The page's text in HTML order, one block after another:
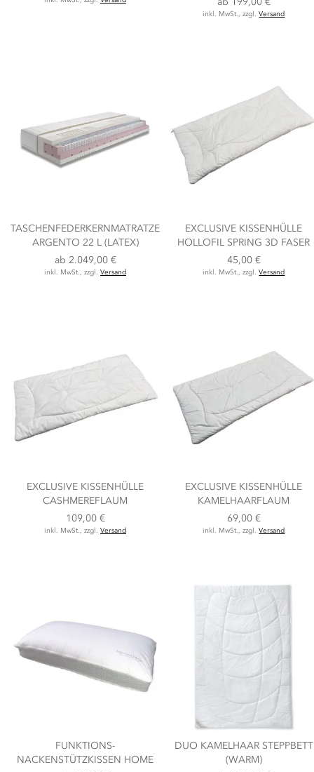
inkl. MwSt., zzgl.Versand
TASCHENFEDERKERNMATRATZE
ARGENTO 22 L (LATEX)
ab 2.049,00 €
inkl. MwSt., zzgl. Versand
EXCLUSIVE KISSENHÜLLE
HOLLOFIL SPRING 3D FASER
45,00 €
inkl. MwSt., zzgl.Versand
EXCLUSIVE KISSENHÜLLE
CASHMEREFLAUM
109,00 €
inkl. MwSt., zzgl. Versand
EXCLUSIVE KISSENHÜLLE
KAMELHAARFLAUM
69,00 €
inkl. MwSt., zzgl.Versand
FUNKTIONS-
NACKENSTÜTZKISSEN HOME
DUO KAMELHAAR STEPPBETT
(WARM)